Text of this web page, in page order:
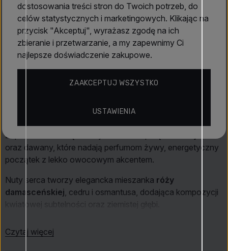
Głowa
jabłko, Davana
Serce
róża damasceńska, wończa, cedr
Kontekst
wanilia z Madagaskaru, fasola tonka, paczula
1 Million Elixirmarki Rabanne to intensywna
wprowadzona na rynek w 2022 roku. Ten nowy zapach
głębi oraz wyrafinowania.
Zapach otwiera się świeżym i słodkim połączeniem
oraz dawany, które nadają perfumom żywy, energetyczny
początek z lekko owocowym akcentem.
Nuty serca tworzy elegancka mieszanka róży
damasceńskiej, cedru i osmantusa, dodająca kompozycji
kwiatowej subtelności oraz ziemistej głębi.
wanilii, fasoli tonka i paczuli. Te składniki zapewniają
Czytaj więcej
dostosowania treści stron do Twoich potrzeb, do
celów statystycznych i marketingowych. Klikając na
przycisk "Akceptuj", wyrażasz zgodę na ich
zbieranie i przetwarzanie, a my zapewnimy Ci
najlepsze doświadczenie zakupowe.
USTAWIENIA
ZAAKCEPTUJ WSZYSTKO